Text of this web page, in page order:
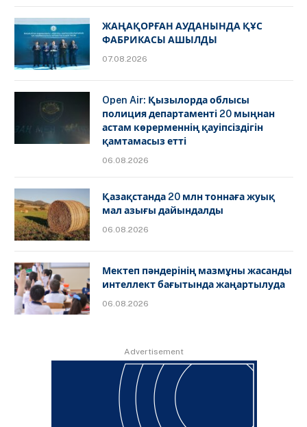
ЖАҢАҚОРҒАН АУДАНЫНДА ҚҰС
ФАБРИКАСЫ АШЫЛДЫ
07.08.2026
Open Air: Қызылорда облысы
полиция департаменті 20 мыңнан
астам көрерменнің қауіпсіздігін
қамтамасыз етті
06.08.2026
Қазақстанда 20 млн тоннаға жуық
мал азығы дайындалды
06.08.2026
Мектеп пәндерінің мазмұны жасанды
интеллект бағытында жаңартылуда
06.08.2026
Advertisement